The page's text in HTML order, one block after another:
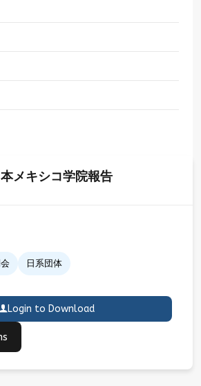
メキシコ学院報告
日系団体
Login to Download